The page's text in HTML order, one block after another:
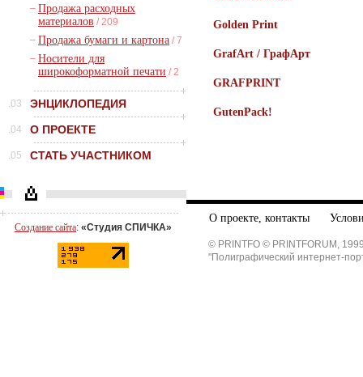
– Продажа расходных
материалов / 209
– Продажа бумаги и картона / 7
– Носители для
широкоформатной печати / 2
.03 ЭНЦИКЛОПЕДИЯ
.04 О ПРОЕКТЕ
.05 СТАТЬ УЧАСТНИКОМ
Создание сайта: «Студия СПИЧКА»
Golden Print
GrafArt / ГрафАрт
GRAFPRINT
GutenPack!
О проекте, контакты
© PRINTFO © PRINTFORUM,
"Полиграфический интернет-